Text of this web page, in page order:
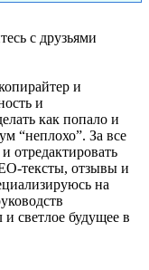
с друзьями
и
и
как попало и
“неплохо”. За все
отредактировать
тексты, отзывы и
на
светлое будущее в